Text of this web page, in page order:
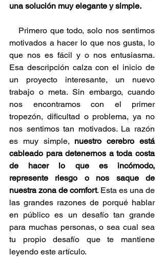
una solución muy elegante y simple.
motivados a hacer lo que nos gusta, lo
que nos es fácil y o nos entusiasma.
Esa descripción calza con el inicio de
un proyecto interesante, un nuevo
trabajo o meta. Sin embargo, cuando
nos encontramos con el primer
tropezón, dificultad o problema, ya no
nos sentimos tan motivados. La razón
es muy simple, nuestro cerebro está
cableado para detenernos a toda costa
de hacer lo que es incómodo,
represente riesgo o nos saque de
nuestra zona de comfort. Esta es una de
las grandes razones de porqué hablar
en público es un desafío tan grande
para muchas personas, o sea cual sea
tu propio desafío que te mantiene
leyendo este artículo.